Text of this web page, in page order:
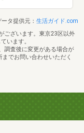
タ提供元： 生活ガイド.com
ございます。東京23区以外
います。
調査後に変更がある場合が
でお問い合わせいただく